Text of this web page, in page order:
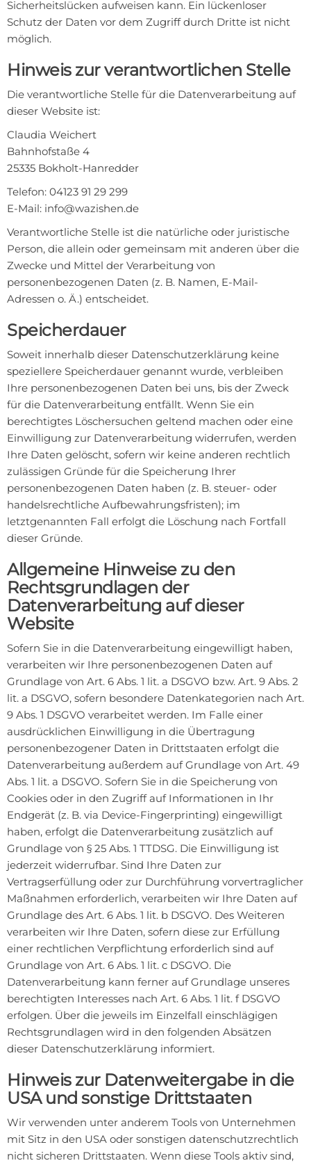
Sicherheitslücken aufweisen kann. Ein lückenloser
Schutz der Daten vor dem Zugriff durch Dritte ist nicht
möglich.
Hinweis zur verantwortlichen Stelle
Die verantwortliche Stelle für die Datenverarbeitung auf
dieser Website ist:
Claudia Weichert
Bahnhofstaße 4
25335 Bokholt-Hanredder
Telefon: 04123 91 29 299
E-Mail: info@wazishen.de
Verantwortliche Stelle ist die natürliche oder juristische
Person, die allein oder gemeinsam mit anderen über die
Zwecke und Mittel der Verarbeitung von
personenbezogenen Daten (z. B. Namen, E-Mail-
Adressen o. Ä.) entscheidet.
Speicherdauer
Soweit innerhalb dieser Datenschutzerklärung keine
speziellere Speicherdauer genannt wurde, verbleiben
Ihre personenbezogenen Daten bei uns, bis der Zweck
für die Datenverarbeitung entfällt. Wenn Sie ein
berechtigtes Löschersuchen geltend machen oder eine
Einwilligung zur Datenverarbeitung widerrufen, werden
Ihre Daten gelöscht, sofern wir keine anderen rechtlich
zulässigen Gründe für die Speicherung Ihrer
personenbezogenen Daten haben (z. B. steuer- oder
handelsrechtliche Aufbewahrungsfristen); im
letztgenannten Fall erfolgt die Löschung nach Fortfall
dieser Gründe.
Allgemeine Hinweise zu den
Rechtsgrundlagen der
Datenverarbeitung auf dieser
Website
Sofern Sie in die Datenverarbeitung eingewilligt haben,
verarbeiten wir Ihre personenbezogenen Daten auf
Grundlage von Art. 6 Abs. 1 lit. a DSGVO bzw. Art. 9 Abs. 2
lit. a DSGVO, sofern besondere Datenkategorien nach Art.
9 Abs. 1 DSGVO verarbeitet werden. Im Falle einer
ausdrücklichen Einwilligung in die Übertragung
personenbezogener Daten in Drittstaaten erfolgt die
Datenverarbeitung außerdem auf Grundlage von Art. 49
Abs. 1 lit. a DSGVO. Sofern Sie in die Speicherung von
Cookies oder in den Zugriff auf Informationen in Ihr
Endgerät (z. B. via Device-Fingerprinting) eingewilligt
haben, erfolgt die Datenverarbeitung zusätzlich auf
Grundlage von § 25 Abs. 1 TTDSG. Die Einwilligung ist
jederzeit widerrufbar. Sind Ihre Daten zur
Vertragserfüllung oder zur Durchführung vorvertraglicher
Maßnahmen erforderlich, verarbeiten wir Ihre Daten auf
Grundlage des Art. 6 Abs. 1 lit. b DSGVO. Des Weiteren
verarbeiten wir Ihre Daten, sofern diese zur Erfüllung
einer rechtlichen Verpflichtung erforderlich sind auf
Grundlage von Art. 6 Abs. 1 lit. c DSGVO. Die
Datenverarbeitung kann ferner auf Grundlage unseres
berechtigten Interesses nach Art. 6 Abs. 1 lit. f DSGVO
erfolgen. Über die jeweils im Einzelfall einschlägigen
Rechtsgrundlagen wird in den folgenden Absätzen
dieser Datenschutzerklärung informiert.
Hinweis zur Datenweitergabe in die
USA und sonstige Drittstaaten
Wir verwenden unter anderem Tools von Unternehmen
mit Sitz in den USA oder sonstigen datenschutzrechtlich
nicht sicheren Drittstaaten. Wenn diese Tools aktiv sind,